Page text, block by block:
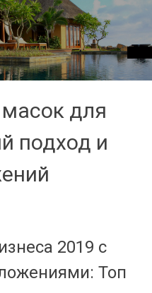
для
подход и
2019 с
Топ